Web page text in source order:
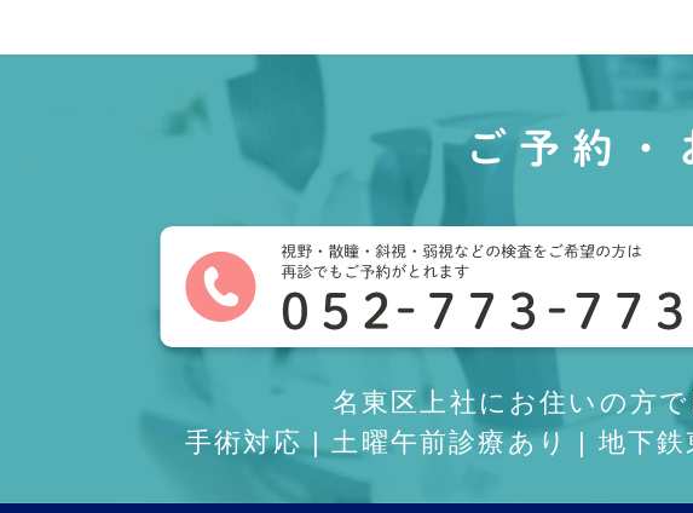
ご予約・
名東区上社にお住いの方
手術対応 | 土曜午前診療あり | 地下